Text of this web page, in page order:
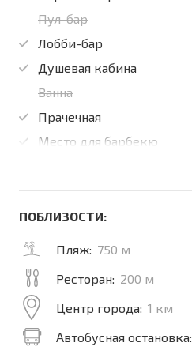
Пул-бар
Лобби-бар
Душевая кабина
Ванна
Прачечная
Место для барбекю
ПОБЛИЗОСТИ:
Пляж: 750 м
Ресторан: 200 м
Центр города: 1 км
Автобусная остановка: